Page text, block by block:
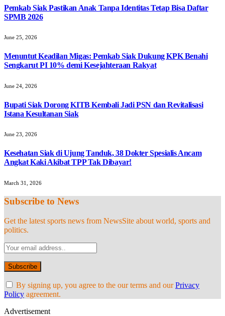
Pemkab Siak Pastikan Anak Tanpa Identitas Tetap Bisa Daftar
SPMB 2026
June 25, 2026
Menuntut Keadilan Migas: Pemkab Siak Dukung KPK Benahi
Sengkarut PI 10% demi Kesejahteraan Rakyat
June 24, 2026
Bupati Siak Dorong KITB Kembali Jadi PSN dan Revitalisasi
Istana Kesultanan Siak
June 23, 2026
Kesehatan Siak di Ujung Tanduk, 38 Dokter Spesialis Ancam
Angkat Kaki Akibat TPP Tak Dibayar!
March 31, 2026
Subscribe to News
Get the latest sports news from NewsSite about world, sports and
politics.
By signing up, you agree to the our terms and ourPrivacy
Policy agreement.
Advertisement